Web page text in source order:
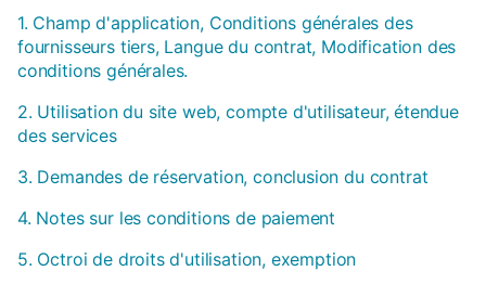
1. Champ d'application, Conditions générales des
fournisseurs tiers, Langue du contrat, Modification des
conditions générales.
2. Utilisation du site web, compte d'utilisateur, étendue
des services
3. Demandes de réservation, conclusion du contrat
4. Notes sur les conditions de paiement
5. Octroi de droits d'utilisation, exemption